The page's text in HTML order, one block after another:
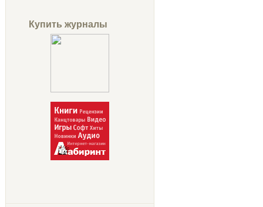
Купить журналы